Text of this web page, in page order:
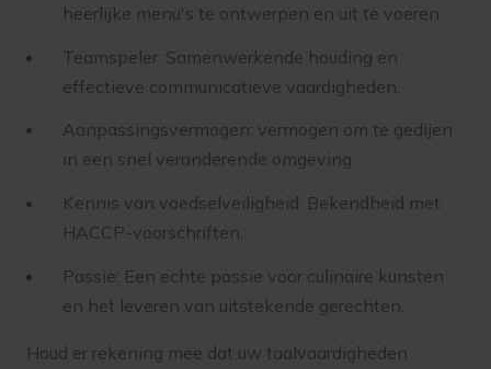
heerlijke menu's te ontwerpen en uit te voeren.
Teamspeler: Samenwerkende houding en
effectieve communicatieve vaardigheden.
Aanpassingsvermogen: vermogen om te gedijen
in een snel veranderende omgeving.
Kennis van voedselveiligheid: Bekendheid met
HACCP-voorschriften.
Passie: Een echte passie voor culinaire kunsten
en het leveren van uitstekende gerechten.
Houd er rekening mee dat uw taalvaardigheden